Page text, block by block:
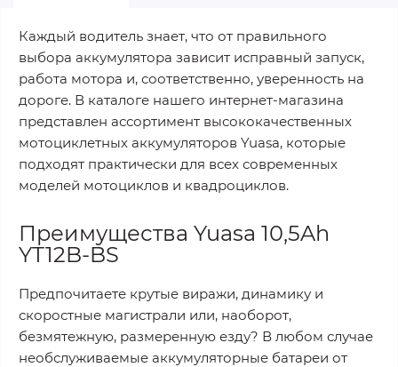
Каждый водитель знает, что от правильного
выбора аккумулятора зависит исправный запуск,
работа мотора и, соответственно, уверенность на
дороге. В каталоге нашего интернет-магазина
представлен ассортимент высококачественных
мотоциклетных аккумуляторов Yuasa, которые
подходят практически для всех современных
моделей мотоциклов и квадроциклов.
Преимущества Yuasa 10,5Ah
YT12B-BS
Предпочитаете крутые виражи, динамику и
скоростные магистрали или, наоборот,
безмятежную, размеренную езду? В любом случае
необслуживаемые аккумуляторные батареи от